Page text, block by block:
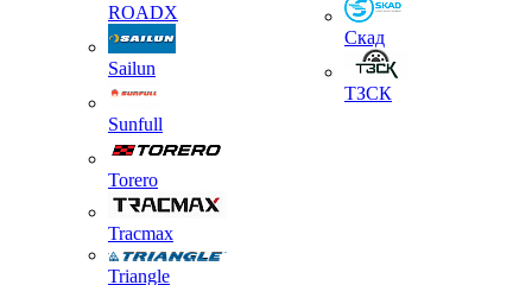
ROADX
Sailun
Sunfull
Torero
Tracmax
Triangle
Скад
ТЗСК